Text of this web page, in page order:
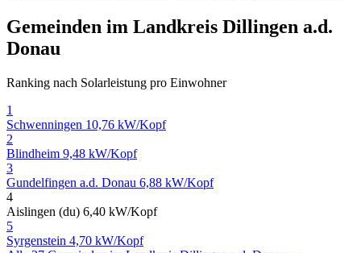
Gemeinden im Landkreis Dillingen a.d.
Donau
Ranking nach Solarleistung pro Einwohner
1
Schwenningen 10,76 kW/Kopf
2
Blindheim 9,48 kW/Kopf
3
Gundelfingen a.d. Donau 6,88 kW/Kopf
4
Aislingen (du) 6,40 kW/Kopf
5
Syrgenstein 4,70 kW/Kopf